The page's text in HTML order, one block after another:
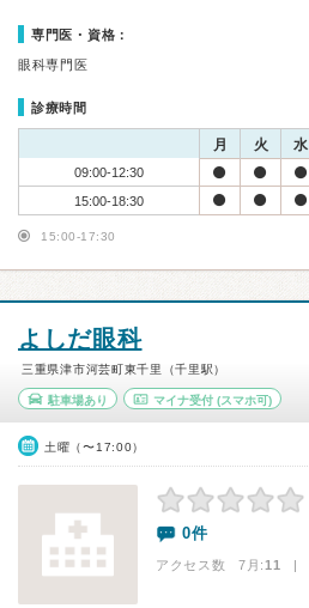
専門医・資格：
眼科専門医
診療時間
月 火 水
09:00-12:30
15:00-18:30
15:00-17:30
よしだ眼科
三重県津市河芸町東千里（千里駅）
駐車場あり マイナ受付(スマホ可)
土曜（〜17:00）
0件
アクセス数 7月:11 |